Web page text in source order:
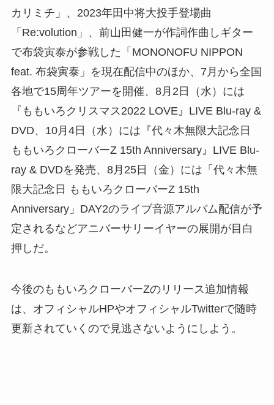
カリミチ」、2023年田中将大投手登場曲
「Re:volution」、前山田健一が作詞作曲しギター
で布袋寅泰が参戦した「MONONOFU NIPPON
feat. 布袋寅泰」を現在配信中のほか、7月から全国
各地で15周年ツアーを開催、8月2日（水）には
『ももいろクリスマス2022 LOVE』LIVE Blu-ray &
DVD、10月4日（水）には『代々木無限大記念日
ももいろクローバーZ 15th Anniversary』LIVE Blu-
ray & DVDを発売、8月25日（金）には「代々木無
限大記念日 ももいろクローバーZ 15th
Anniversary」DAY2のライブ音源アルバム配信が予
定されるなどアニバーサリーイヤーの展開が目白
押しだ。
今後のももいろクローバーZのリリース追加情報
は、オフィシャルHPやオフィシャルTwitterで随時
更新されていくので見逃さないようにしよう。